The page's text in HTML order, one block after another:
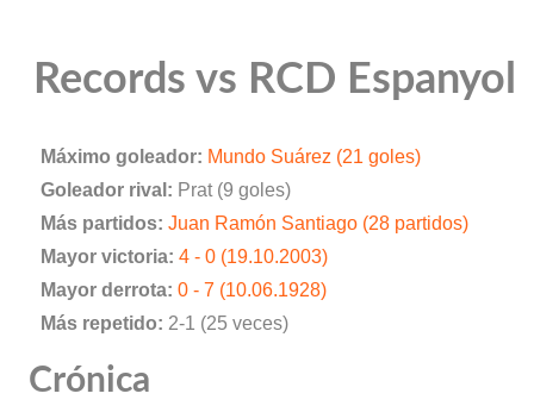
Records vs RCD Espanyol
Máximo goleador: Mundo Suárez (21 goles)
Goleador rival: Prat (9 goles)
Más partidos: Juan Ramón Santiago (28 partidos)
Mayor victoria: 4 - 0 (19.10.2003)
Mayor derrota: 0 - 7 (10.06.1928)
Más repetido: 2-1 (25 veces)
Crónica